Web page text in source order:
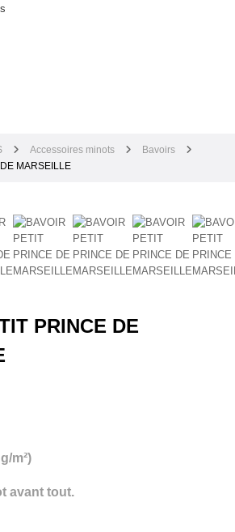
Accessoires minots
Bavoirs
MARSEILLE
PRINCE DE
m²)
avant tout.